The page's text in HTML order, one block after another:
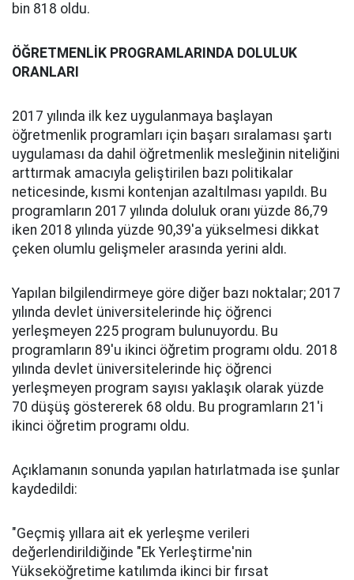
bin 818 oldu.
ÖĞRETMENLİK PROGRAMLARINDA DOLULUK
ORANLARI
2017 yılında ilk kez uygulanmaya başlayan
öğretmenlik programları için başarı sıralaması şartı
uygulaması da dahil öğretmenlik mesleğinin niteliğini
arttırmak amacıyla geliştirilen bazı politikalar
neticesinde, kısmi kontenjan azaltılması yapıldı. Bu
programların 2017 yılında doluluk oranı yüzde 86,79
iken 2018 yılında yüzde 90,39'a yükselmesi dikkat
çeken olumlu gelişmeler arasında yerini aldı.
Yapılan bilgilendirmeye göre diğer bazı noktalar; 2017
yılında devlet üniversitelerinde hiç öğrenci
yerleşmeyen 225 program bulunuyordu. Bu
programların 89'u ikinci öğretim programı oldu. 2018
yılında devlet üniversitelerinde hiç öğrenci
yerleşmeyen program sayısı yaklaşık olarak yüzde
70 düşüş göstererek 68 oldu. Bu programların 21'i
ikinci öğretim programı oldu.
Açıklamanın sonunda yapılan hatırlatmada ise şunlar
kaydedildi:
"Geçmiş yıllara ait ek yerleşme verileri
değerlendirildiğinde "Ek Yerleştirme'nin
Yükseköğretime katılımda ikinci bir fırsat